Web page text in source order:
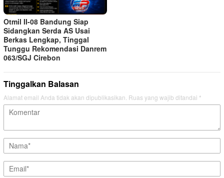
Otmil II-08 Bandung Siap
Sidangkan Serda AS Usai
Berkas Lengkap, Tinggal
Tunggu Rekomendasi Danrem
063/SGJ Cirebon
Tinggalkan Balasan
Alamat email Anda tidak akan dipublikasikan. Ruas yang wajib ditandai *